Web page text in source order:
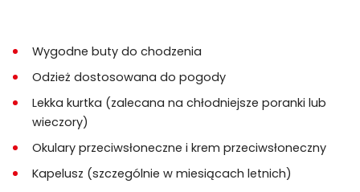
Odbiór i dowóz do hotelu są wliczone z
wszystkich regionów Kapadocji.
Wycieczka odbywa się przez cały rok; trasy lub
zależności od warunków pogodowych.
Dzieci muszą być cały czas pod opieką
Wygodne buty do chodzenia
Odzież dostosowana do pogody
Lekka kurtka (zalecana na chłodniejsze poranki lub
wieczory)
Okulary przeciwsłoneczne i krem przeciwsłoneczny
Kapelusz (szczególnie w miesiącach letnich)